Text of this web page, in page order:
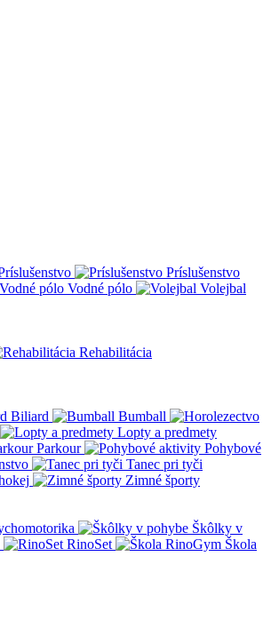
Príslušenstvo
Vodné pólo
Volejbal
Rehabilitácia
Biliard
Bumball
Lopty a predmety
Parkour
Pohybové
Tanec pri tyči
Zimné športy
Škôlky v
RinoSet
Škola